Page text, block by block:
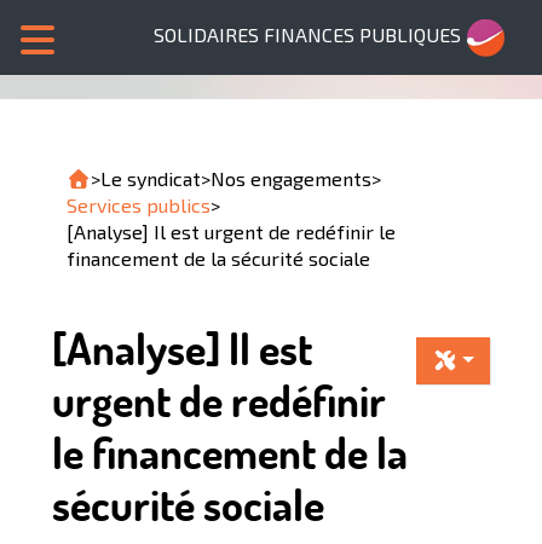
SOLIDAIRES FINANCES PUBLIQUES
>Le syndicat>Nos engagements>
Services publics>
[Analyse] Il est urgent de redéfinir le
financement de la sécurité sociale
[Analyse] Il est
urgent de redéfinir
le financement de la
sécurité sociale